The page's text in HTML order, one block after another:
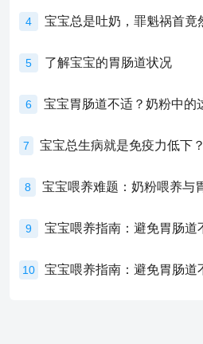
4 宝宝总是吐奶，罪魁祸首竟
5 了解宝宝的胃肠道状况
6
7
8
9 宝宝喂养指南：避免胃肠道
10 宝宝喂养指南：避免胃肠道